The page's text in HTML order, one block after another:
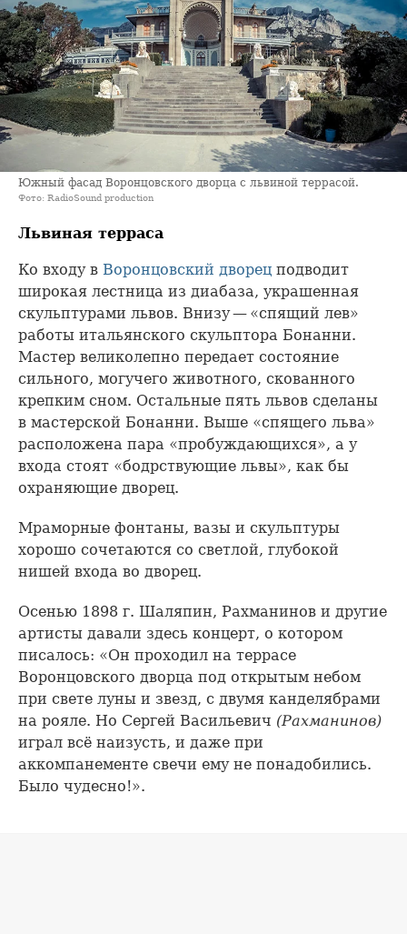
Южный фасад Воронцовского дворца с львиной террасой.
Фото: RadioSound production
Львиная терраса
Ко входу в Воронцовский дворец подводит
широкая лестница из диабаза, украшенная
скульптурами львов. Внизу — «спящий лев»
работы итальянского скульптора Бонанни.
Мастер великолепно передает состояние
сильного, могучего животного, скованного
крепким сном. Остальные пять львов сделаны
в мастерской Бонанни. Выше «спящего льва»
расположена пара «пробуждающихся», а у
входа стоят «бодрствующие львы», как бы
охраняющие дворец.
Мраморные фонтаны, вазы и скульптуры
хорошо сочетаются со светлой, глубокой
нишей входа во дворец.
Осенью 1898 г. Шаляпин, Рахманинов и другие
артисты давали здесь концерт, о котором
писалось: «Он проходил на террасе
Воронцовского дворца под открытым небом
при свете луны и звезд, с двумя канделябрами
на рояле. Но Сергей Васильевич (Рахманинов)
играл всё наизусть, и даже при
аккомпанементе свечи ему не понадобились.
Было чудесно!».